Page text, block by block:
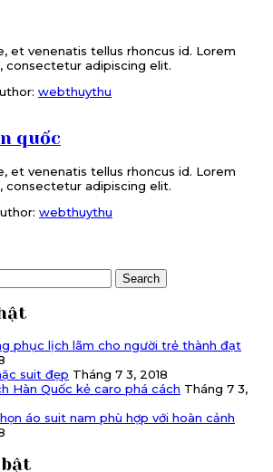
et venenatis tellus rhoncus id. Lorem
consectetur adipiscing elit.
webthuythu
quốc
et venenatis tellus rhoncus id. Lorem
consectetur adipiscing elit.
webthuythu
Search
phục lịch lãm cho người trẻ thành đạt
suit đẹp Tháng 7 3, 2018
Hàn Quốc kẻ caro phá cách Tháng 7 3,
áo suit nam phù hợp với hoàn cảnh